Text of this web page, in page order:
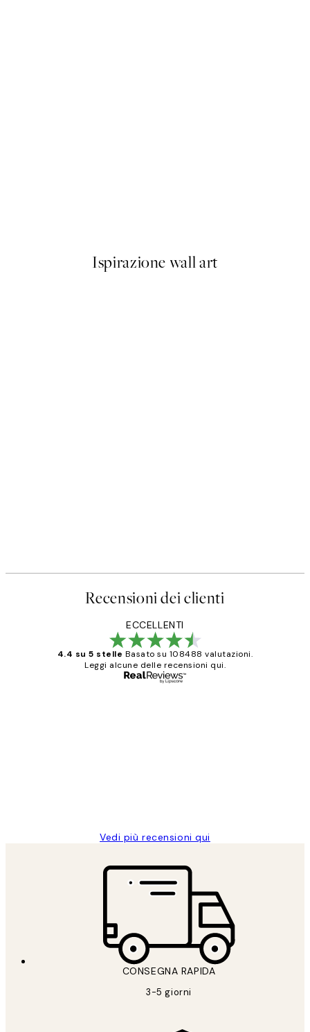
Ispirazione wall art
Recensioni dei clienti
ECCELLENTI
4.4 su 5 stelle Basato su 108488 valutazioni.
Leggi alcune delle recensioni qui.
Vedi più recensioni qui
CONSEGNA RAPIDA
3-5 giorni